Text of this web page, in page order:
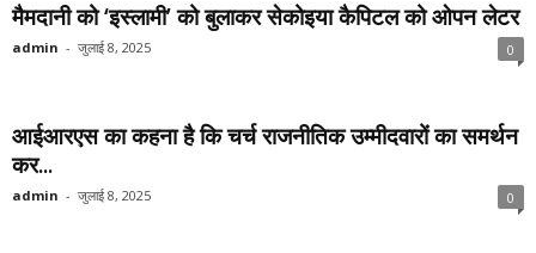
मैमदानी को ‘इस्लामी’ को बुलाकर सेकोइया कैपिटल को ओपन लेटर
admin - जुलाई 8, 2025 0
आईआरएस का कहना है कि चर्च राजनीतिक उम्मीदवारों का समर्थन
कर...
admin - जुलाई 8, 2025 0